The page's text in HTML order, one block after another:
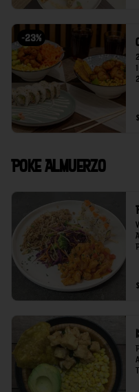
-23%
Poke Almuerzo